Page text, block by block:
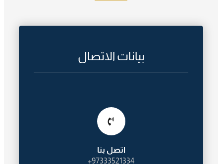
بيانات الاتصال
اتصل بنا
97333521334+